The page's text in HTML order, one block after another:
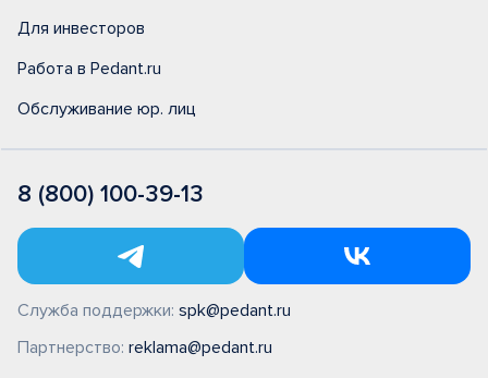
Для инвесторов
Работа в Pedant.ru
Обслуживание юр. лиц
8 (800) 100-39-13
Служба поддержки: spk@pedant.ru
Партнерство: reklama@pedant.ru